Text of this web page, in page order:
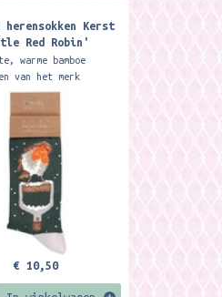
herensokken Kerst
Red Robin'
Socks Christmas
warme bamboe
van het merk
De sokken
van 100% Oeko-Tex
materiaal is zacht,
€ 10,50